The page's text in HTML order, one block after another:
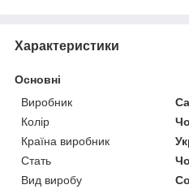
Характеристики
Основні
Виробник
Колір
Країна виробник
Стать
Вид виробу